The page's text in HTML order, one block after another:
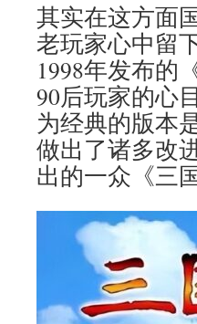
其实在这方面
老玩家心中留
1998年发布的
90后玩家的心
为经典的版本
做出了诸多改
出的一众《三